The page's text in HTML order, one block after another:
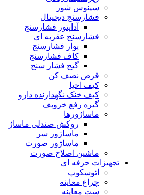
سینوس شور
فشارسنج دیجیتال
آداپتور فشارسنج
فشارسنج عقربه ای
پوار فشارسنج
کاف فشارسنج
گیج فشار سنج
قرص نصف کن
کیف احیا
کیف خنک نگهدارنده دارو
گیره رفع خروپف
ماساژورها
روکش صندلی ماساژ
ماساژور سر
ماساژور صورت
ماشین اصلاح صورت
تجهیزات حرفه ای
اتوسکوپ
چراغ معاینه
ست معاینه